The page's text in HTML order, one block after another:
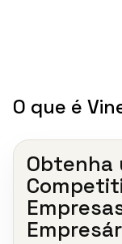
O que é
Obtenha